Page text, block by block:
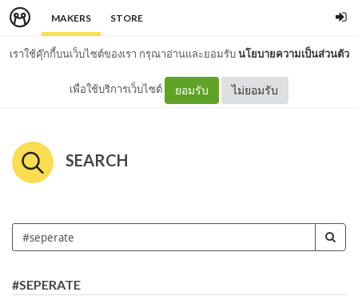
MAKERS STORE
เราใช้คุ๊กกี้บนเว็บไซต์ของเรา กรุณาอ่านและยอมรับนโยบายความเป็นส่วนตัว
เพื่อใช้บริการเว็บไซต์ ยอมรับ ไม่ยอมรับ
SEARCH
#SEPERATE